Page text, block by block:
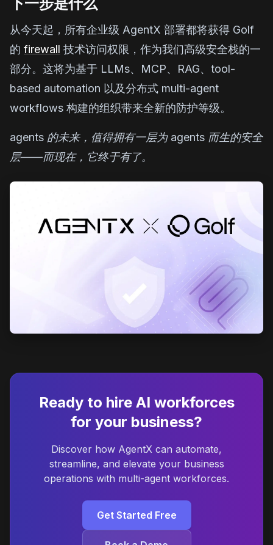
下一步是什么
从今天起，所有企业级 AgentX 部署都将获得 Golf
的 firewall 技术访问权限，作为我们高级安全栈的一
部分。这将为基于 LLMs、MCP、RAG、tool-
based automation 以及分布式 multi-agent
workflows 构建的组织带来全新的防护等级。
agents 的未来，值得拥有一层为 agents 而生的安全
层——而现在，它终于有了。
Ready to hire AI workforces
for your business?
Discover how AgentX can automate,
streamline, and elevate your business
operations with multi-agent workforces.
Get Started Free